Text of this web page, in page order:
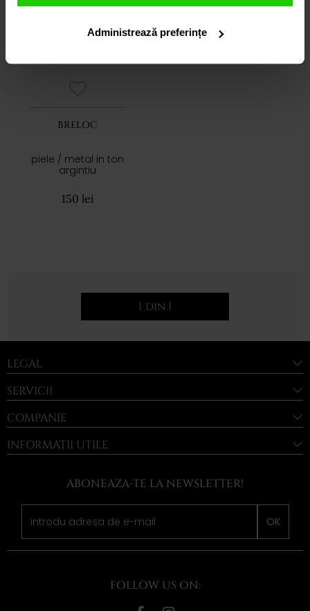
Administrează preferințe
BRELOC
piele / metal in ton
argintiu
150 lei
1 din 1
LEGAL
SERVICII
COMPANIE
INFORMAȚII UTILE
ABONEAZA-TE LA NEWSLETTER!
OK
FOLLOW US ON: